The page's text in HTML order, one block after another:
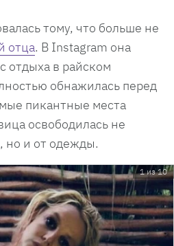
тому, что больше не
отца. В Instagram она
отдыха в райском
обнажилась перед
пикантные места
освободилась не
но и от одежды.
1 из 10